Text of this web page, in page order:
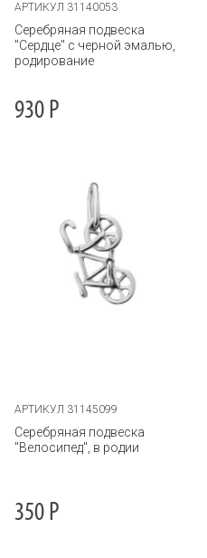
АРТИКУЛ 31140053
Серебряная подвеска
"Сердце" с черной эмалью,
родирование
930 Р
АРТИКУЛ 31145099
Серебряная подвеска
"Велосипед", в родии
350 Р